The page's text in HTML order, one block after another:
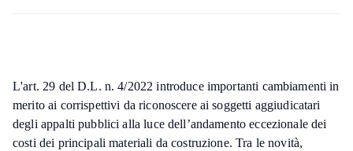
L'art. 29 del D.L. n. 4/2022 introduce importanti cambiamenti in
merito ai corrispettivi da riconoscere ai soggetti aggiudicatari
degli appalti pubblici alla luce dell’andamento eccezionale dei
costi dei principali materiali da costruzione. Tra le novità,